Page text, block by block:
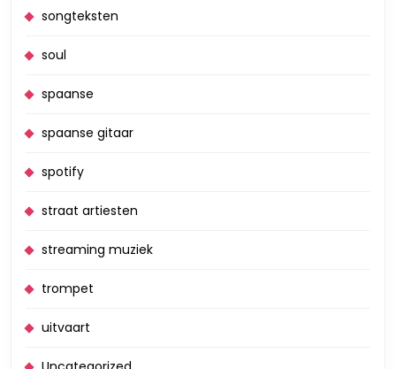
songteksten
soul
spaanse
spaanse gitaar
spotify
straat artiesten
streaming muziek
trompet
uitvaart